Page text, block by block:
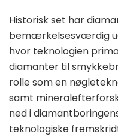
Historisk set har
bemærkelsesværdig
hvor teknologien
diamanter til
rolle som en
samt
ned i
teknologiske